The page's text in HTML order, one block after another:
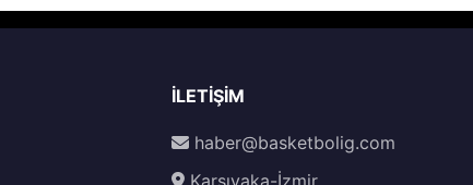
İLETIŞIM
haber@basketbolig.com